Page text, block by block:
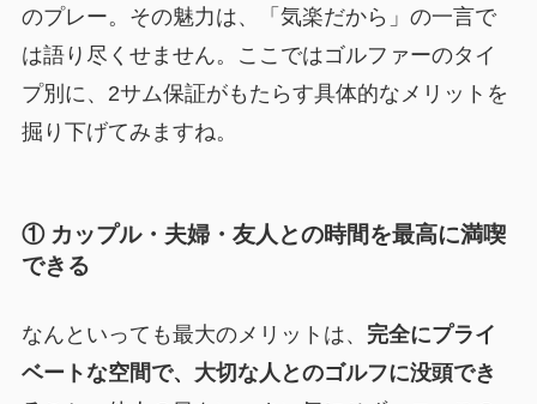
のプレー。その魅力は、「気楽だから」の一言で
は語り尽くせません。ここではゴルファーのタイ
プ別に、2サム保証がもたらす具体的なメリットを
掘り下げてみますね。
① カップル・夫婦・友人との時間を最高に満喫
できる
なんといっても最大のメリットは、 完全にプライ
ベートな空間で、大切な人とのゴルフに没頭でき